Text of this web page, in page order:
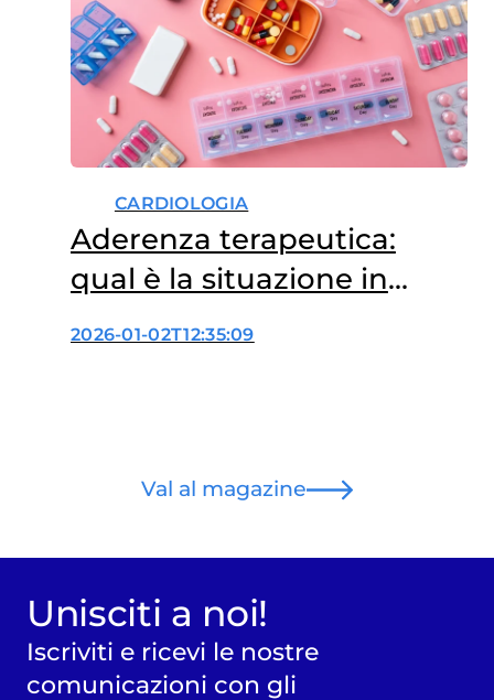
CARDIOLOGIA
Aderenza terapeutica:
qual è la situazione in
Italia?
2026-01-02T12:35:09
Val al magazine
Unisciti a noi!
Iscriviti e ricevi le nostre
comunicazioni con gli